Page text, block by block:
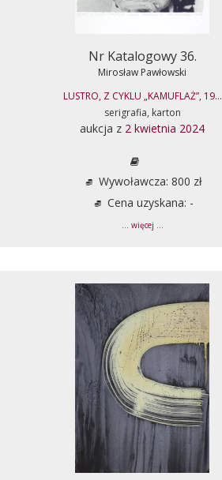
Nr Katalogowy 36.
Mirosław Pawłowski
LUSTRO, Z CYKLU „KAMUFLAŻ”, 19...
serigrafia, karton
aukcja z 2 kwietnia 2024
Wywoławcza: 800 zł
Cena uzyskana: -
... więcej ...